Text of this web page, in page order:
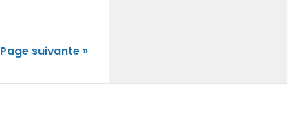
Page suivante »